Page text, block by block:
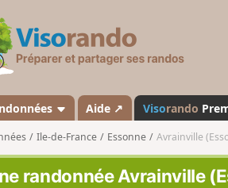
s
a
n
d
o
Aide ↗ Visorando
Ile-de-France Essonne Avrainville
randonnée Avrainville